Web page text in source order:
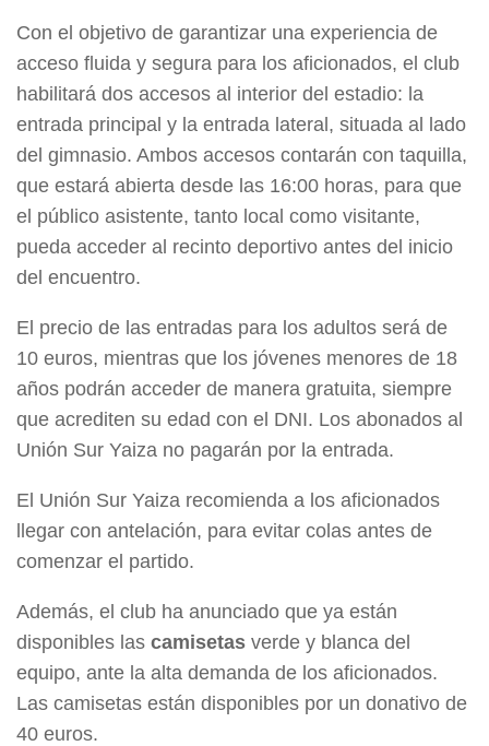
Con el objetivo de garantizar una experiencia de
acceso fluida y segura para los aficionados, el club
habilitará dos accesos al interior del estadio: la
entrada principal y la entrada lateral, situada al lado
del gimnasio. Ambos accesos contarán con taquilla,
que estará abierta desde las 16:00 horas, para que
el público asistente, tanto local como visitante,
pueda acceder al recinto deportivo antes del inicio
del encuentro.
El precio de las entradas para los adultos será de
10 euros, mientras que los jóvenes menores de 18
años podrán acceder de manera gratuita, siempre
que acrediten su edad con el DNI. Los abonados al
Unión Sur Yaiza no pagarán por la entrada.
El Unión Sur Yaiza recomienda a los aficionados
llegar con antelación, para evitar colas antes de
comenzar el partido.
Además, el club ha anunciado que ya están
disponibles las camisetas verde y blanca del
equipo, ante la alta demanda de los aficionados.
Las camisetas están disponibles por un donativo de
40 euros.